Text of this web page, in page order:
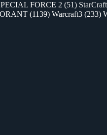
FORCE 2 (51) StarCraft
(1139) Warcraft3 (233)